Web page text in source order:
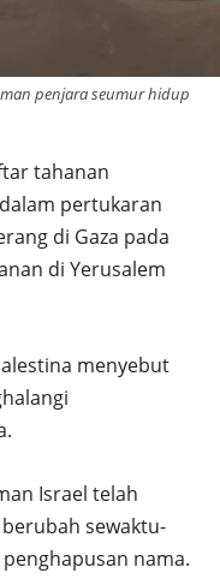
penjara seumur hidup
tahanan
pertukaran
di Gaza pada
di Yerusalem
menyebut
Israel telah
sewaktu-
nama.